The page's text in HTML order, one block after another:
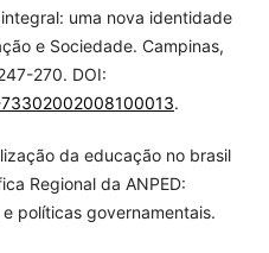
integral: uma nova identidade
e Sociedade. Campinas,
270. DOI:
.
da educação no brasil
Regional da ANPED:
políticas governamentais.